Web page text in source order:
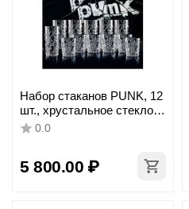
Набор стаканов PUNK, 12
шт., хрустальное стекло,
Nachtmann
0.0
5 800.00 ₽